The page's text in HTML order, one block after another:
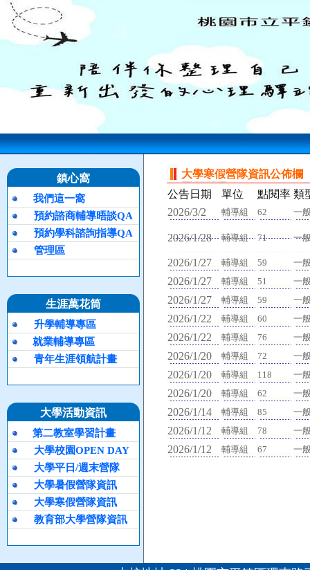
鎮心窩
我們這一窩
預約諮商輔導晤談QA
預約學科諮詢指導QA
管理區
生涯萬花筒
升學輔導專區
就業輔導專區
青年生涯領航計畫
大學活動資訊
第二教室學習計畫
大學校園OPEN DAY
大學平日/週末營隊
大學暑假營隊資訊
大學寒假營隊資訊
教育部大學營隊資訊
大學寒假營隊資訊公佈欄
公告日期
單位 點閱率 類
2026/3/2
輔導組 62 一
2026/1/28 輔導組 71 一
2026/1/27 輔導組 59 一
2026/1/27 輔導組 51 一
2026/1/27 輔導組 59 一
2026/1/22 輔導組 60 一
2026/1/22 輔導組 76 一
2026/1/20 輔導組 72 一
2026/1/20 輔導組 118 一
2026/1/20 輔導組 62 一
2026/1/14 輔導組 85 一
2026/1/12 輔導組 78 一
2026/1/12 輔導組 67 一